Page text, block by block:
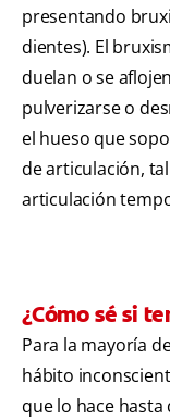
presentando
dientes). El
duelan o se
pulverizarse o
el hueso que
de articulación,
articulación
¿Cómo sé si
Para la mayoría
hábito
que lo hace